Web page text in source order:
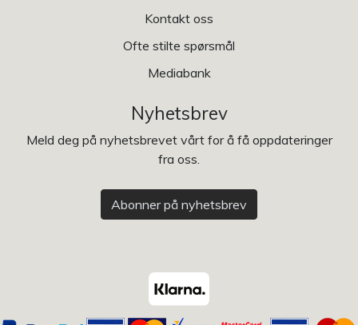
Kontakt oss
Ofte stilte spørsmål
Mediabank
Nyhetsbrev
Meld deg på nyhetsbrevet vårt for å få oppdateringer
fra oss.
Abonner på nyhetsbrev